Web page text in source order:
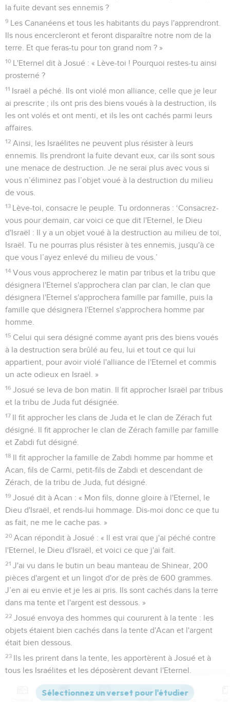
la fuite devant ses ennemis ?
9 Les Cananéens et tous les habitants du pays l'apprendront.
Ils nous encercleront et feront disparaître notre nom de la
terre. Et que feras-tu pour ton grand nom ? »
10 L'Eternel dit à Josué : « Lève-toi ! Pourquoi restes-tu ainsi
prosterné ?
11 Israël a péché. Ils ont violé mon alliance, celle que je leur
ai prescrite ; ils ont pris des biens voués à la destruction, ils
les ont volés et ont menti, et ils les ont cachés parmi leurs
affaires.
12 Ainsi, les Israélites ne peuvent plus résister à leurs
ennemis. Ils prendront la fuite devant eux, car ils sont sous
une menace de destruction. Je ne serai plus avec vous si
vous n’éliminez pas l’objet voué à la destruction du milieu
de vous.
13 Lève-toi, consacre le peuple. Tu ordonneras : ‘Consacrez-
vous pour demain, car voici ce que dit l'Eternel, le Dieu
d'Israël : Il y a un objet voué à la destruction au milieu de toi,
Israël. Tu ne pourras plus résister à tes ennemis, jusqu'à ce
que vous l’ayez enlevé du milieu de vous.’
14 Vous vous approcherez le matin par tribus et la tribu que
désignera l'Eternel s'approchera clan par clan, le clan que
désignera l'Eternel s'approchera famille par famille, puis la
famille que désignera l'Eternel s'approchera homme par
homme.
15 Celui qui sera désigné comme ayant pris des biens voués
à la destruction sera brûlé au feu, lui et tout ce qui lui
appartient, pour avoir violé l'alliance de l'Eternel et commis
un acte odieux en Israël. »
16 Josué se leva de bon matin. Il fit approcher Israël par tribus
et la tribu de Juda fut désignée.
17 Il fit approcher les clans de Juda et le clan de Zérach fut
désigné. Il fit approcher le clan de Zérach famille par famille
et Zabdi fut désigné.
18 Il fit approcher la famille de Zabdi homme par homme et
Acan, fils de Carmi, petit-fils de Zabdi et descendant de
Zérach, de la tribu de Juda, fut désigné.
19 Josué dit à Acan : « Mon fils, donne gloire à l'Eternel, le
Dieu d'Israël, et rends-lui hommage. Dis-moi donc ce que tu
as fait, ne me le cache pas. »
20 Acan répondit à Josué : « Il est vrai que j'ai péché contre
l'Eternel, le Dieu d'Israël, et voici ce que j'ai fait.
21 J'ai vu dans le butin un beau manteau de Shinear, 200
pièces d'argent et un lingot d'or de près de 600 grammes.
J’en ai eu envie et je les ai pris. Ils sont cachés dans la terre
dans ma tente et l'argent est dessous. »
22 Josué envoya des hommes qui coururent à la tente : les
objets étaient bien cachés dans la tente d'Acan et l'argent
était bien dessous.
23 Ils les prirent dans la tente, les apportèrent à Josué et à
tous les Israélites et les déposèrent devant l'Eternel.
Josué et tout Israël avec lui prirent Acan, fils de Zérach,
l'argent, le manteau, le lingot d'or, les fils et les filles d'Acan,
Versions Commentaires Strong